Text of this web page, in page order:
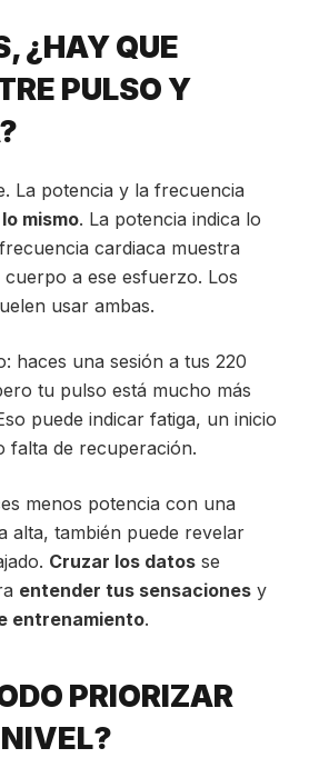
¿HAY QUE
PULSO Y
La potencia y la frecuencia
mismo. La potencia indica lo
cardiaca muestra
a ese esfuerzo. Los
usar ambas.
haces una sesión a tus 220
tu pulso está mucho más
puede indicar fatiga, un inicio
falta de recuperación.
menos potencia con una
alta, también puede revelar
Cruzar los datosse
entender tus sensacionesy
entrenamiento.
PRIORIZAR